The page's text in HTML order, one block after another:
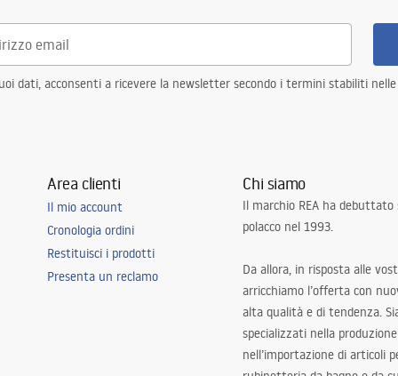
dati, acconsenti a ricevere la newsletter secondo i termini stabiliti
Area clienti
Il mio account
Cronologia ordini
Restituisci i prodotti
Presenta un reclamo
Chi siamo
Il marchio REA ha
polacco nel 1993.
Da allora, in risposta alle
arricchiamo l’offerta con
alta qualità e di tendenza.
specializzati nella
nell’importazione di articoli